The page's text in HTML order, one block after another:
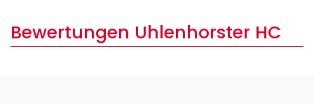
Veranstaltungen
Bewertungen Uhlenhorster HC